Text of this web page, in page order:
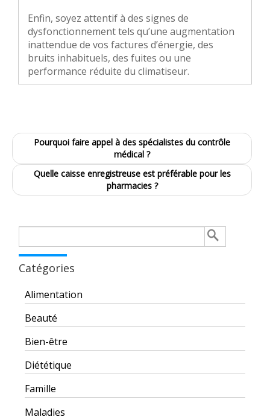
Enfin, soyez attentif à des signes de
dysfonctionnement tels qu’une augmentation
inattendue de vos factures d’énergie, des
bruits inhabituels, des fuites ou une
performance réduite du climatiseur.
Pourquoi faire appel à des spécialistes du contrôle
médical ?
Quelle caisse enregistreuse est préférable pour les
pharmacies ?
Catégories
Alimentation
Beauté
Bien-être
Diététique
Famille
Maladies